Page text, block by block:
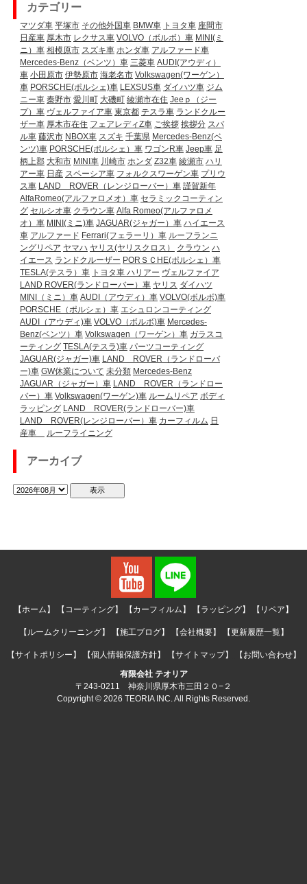
カテゴリー
マツダ車 平塚市 その他外国車 BMW車 トヨタ車 座間市
日産車 厚木市 レクサス車 VOLVO（ボルボ）車 MINI(ミ
ニ）車 相模原市 スズキ車 ホンダ車 アルファード車
Mercedes-Benz（ベンツ）車 三菱車 AUDI(アウディ）
車 小田原市 伊勢原市 海老名市 Volkswagen(ワーゲン）
車 PORSCHE(ポルシェ)車 LEXSUS車 ダイハツ車 ジム
ニー車 秦野市 愛川町 大磯町 綾瀬市在住 Jeeｐ（ジー
プ）車 ヴェルファイア車 東京都 テスラ車 ランドクルー
ザー車 厚木市在住 フェアレディZ車 ご挨拶 挨拶分 スバ
ル車 藤沢市 NBOX車 スズキ 千葉県 Mercedes-Benz(ベ
ンツ)車 PORSCHE(ポルシェ）車 ワゴンR車 Jeep車 足
柄上郡 大和市 MINI車 川崎市 ホンダ Z32車 綾瀬市 ハリ
アー車 日産 スペーシア車 フォルクスワーゲン車 プリウ
ス車 LAND ROVER（レンジローバー）車 謹賀新年
AlfaRomeo(アルファロメオ）車 セラミックコーティン
グ セルシオ車 クラウン車 Alfa Romeo(アルファロメ
オ）車 MINI(ミニ)車 JAGUAR(ジャガー）車 ハイエース
車 アルファード Ferrari(フェラーリ）車 ルーフランニ
ングリペア ヤマハ ヤリス(ヤリスクロス） クラウン ハ
イエース ランドクルーザー PORＳＣHE(ポルシェ）車
TESLA(テスラ）車 トヨタ車 ハリアー ヴェルファイア
LAND ROVER(ランドローバー）車 ヤリス ダイハツ
MINI（ミニ）車 AUDI（アウディ）車 VOLVO(ボルボ)車
PORSCHE（ポルシェ）車 エシュロンコーティング
AUDI（アウディ)車 VOLVO（ボルボ)車 Mercedes-
Benz(ベンツ）車 Volkswagen（ワーゲン）車 ガラスコ
ーティング TESLA(テスラ)車 パーツコーティング
JAGUAR(ジャガー)車 LAND ROVER（ランドローバ
ー)車 GW休業について 未分類 Mercedes-Benz
JAGUAR（ジャガー）車 LAND ROVER（ランドロー
バー）車 Volkswagen(ワーゲン)車 ルームリペア ボディ
ラッピング LAND ROVER(ランドローバー)車
LAND ROVER(レンジローバー）車 カーフィルム 日
産車
ルーフライニング
アーカイブ
【ホーム】 【コーティング】 【カーフィルム】 【ラッピング】 【リペア】
【ルームクリーニング】 【施工ブログ】 【会社概要】 【更新履歴一覧】
【サイトポリシー】 【個人情報保護方針】 【サイトマップ】
【お問い合わせ】
有限会社 テオリア
〒243-0211 神奈川県厚木市三田２０−２
Copyright © 2026 TEORIA INC. All Rights Reserved.